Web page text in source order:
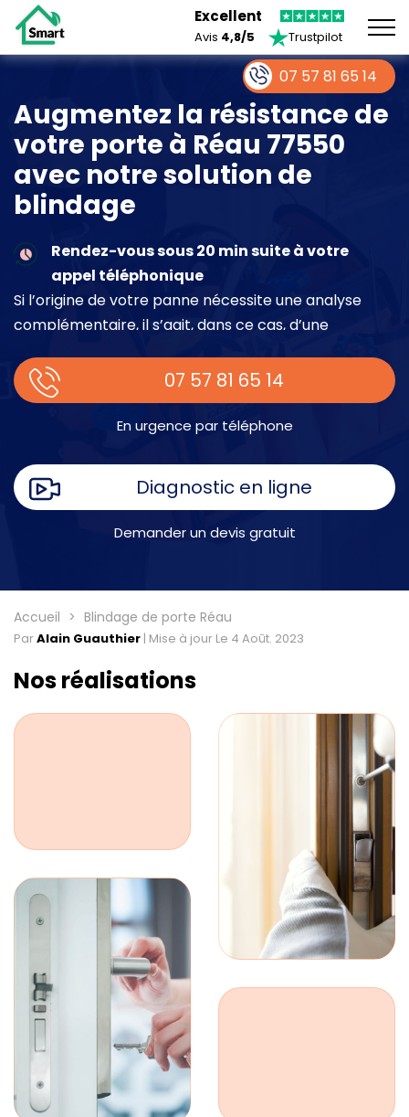
Excellent
Avis 4,8/5 Trustpilot
Augmentez la résistance de
votre porte à Réau 77550
avec notre solution de
blindage
Rendez-vous sous 20 min suite à votre
appel téléphonique
Si l’origine de votre panne nécessite une analyse
complémentaire, il s’agit, dans ce cas, d’une
place.
07 57 81 65 14
En urgence par téléphone
Diagnostic en ligne
Demander un devis gratuit
Accueil Blindage de porte Réau
ParAlain Guauthier | Mise à jour Le 4 Août. 2023
Nos réalisations
07 57 81 65 14